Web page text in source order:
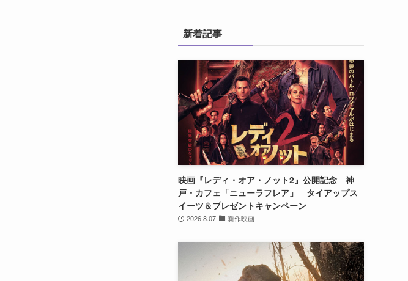
新着記事
映画『レディ・オア・ノット2』公開記念 神
戸・カフェ「ニューラフレア」 タイアップス
イーツ＆プレゼントキャンペーン
2026.8.07 新作映画